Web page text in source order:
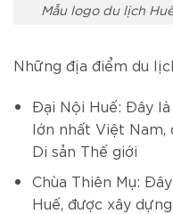
Mẫu logo du lịch
Những địa điểm du
Đại Nội Huế: Đây
lớn nhất Việt Nam,
Di sản Thế giới
Chùa Thiên Mụ:
Huế, được xây